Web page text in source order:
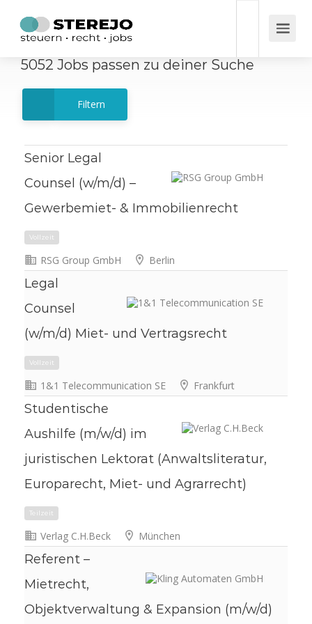
50 km
5052 Jobs passen zu deiner Suche
Filtern
Senior Legal
Counsel (w/m/d) –
Gewerbemiet- & Immobilienrecht
Vollzeit
RSG Group GmbH Berlin
Legal
Counsel
(w/m/d) Miet- und Vertragsrecht
Vollzeit
1&1 Telecommunication SE Frankfurt
Studentische
Aushilfe (m/w/d) im
juristischen Lektorat (Anwaltsliteratur,
Europarecht, Miet- und Agrarrecht)
Teilzeit
Verlag C.H.Beck München
Referent –
Mietrecht,
Objektverwaltung & Expansion (m/w/d)